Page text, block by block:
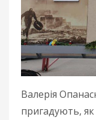
Валерія
пригадують,